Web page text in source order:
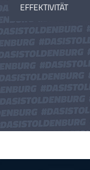
EFFEKTIVITÄT